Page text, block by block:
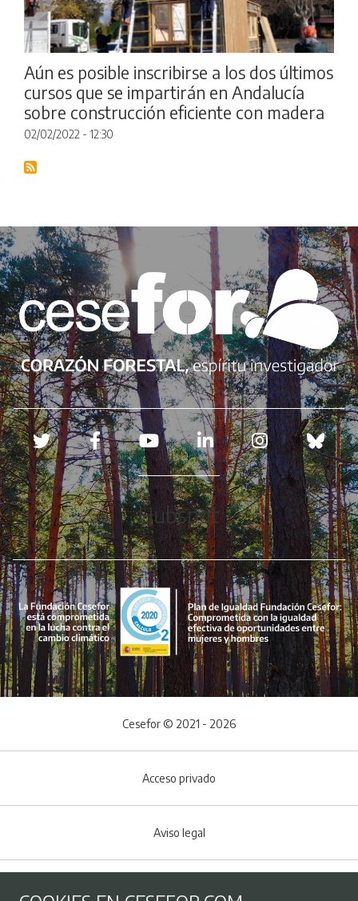
Aún es posible inscribirse a los dos últimos
cursos que se impartirán en Andalucía
sobre construcción eficiente con madera
02/02/2022 - 12:30
Redes sociales
Hubspot
Cesefor © 2021 - 2026
Acceso privado
Aviso legal